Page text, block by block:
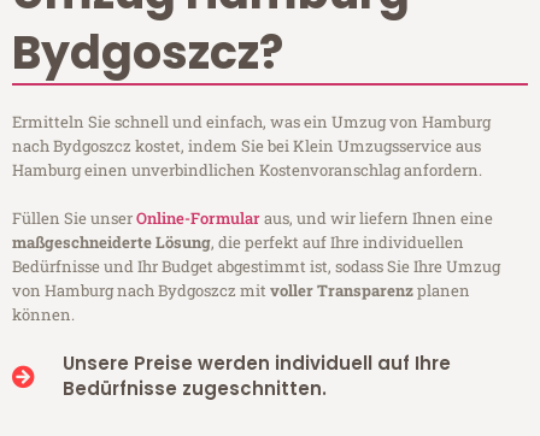
Bydgoszcz?
Ermitteln Sie schnell und einfach, was ein Umzug von Hamburg
nach Bydgoszcz kostet, indem Sie bei Klein Umzugsservice aus
Hamburg einen unverbindlichen Kostenvoranschlag anfordern.
Füllen Sie unserOnline-Formularaus, und wir liefern Ihnen eine
maßgeschneiderte Lösung, die perfekt auf Ihre individuellen
Bedürfnisse und Ihr Budget abgestimmt ist, sodass Sie Ihre Umzug
von Hamburg nach Bydgoszcz mitvoller Transparenzplanen
können.
Unsere Preise werden individuell auf Ihre
Bedürfnisse zugeschnitten.